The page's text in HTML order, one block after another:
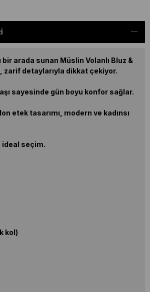
bir arada sunan Müslin Volanlı Bluz &
zarif detaylarıyla dikkat çekiyor.
sayesinde gün boyu konfor sağlar.
etek tasarımı, modern ve kadınsı
ideal seçim.
kol)